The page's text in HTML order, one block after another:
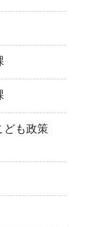
も政策